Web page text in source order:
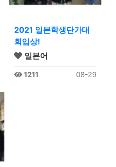
2021 일본학생단가대
회입상!
일본어
1211 08-29